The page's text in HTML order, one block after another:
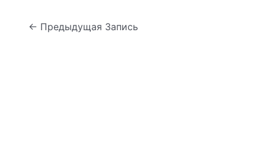
Навигация
← Предыдущая Запись